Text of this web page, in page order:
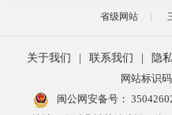
省级网站
关于我们 联系我们 隐
网站标识
闽公网安备号：